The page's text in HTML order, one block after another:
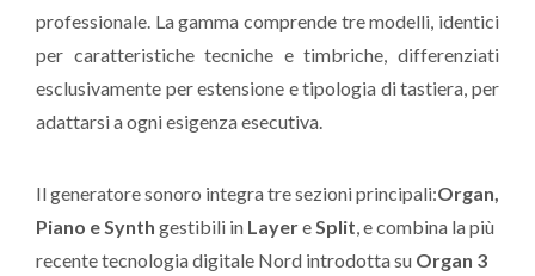
professionale. La gamma comprende tre modelli, identici
per caratteristiche tecniche e timbriche, differenziati
esclusivamente per estensione e tipologia di tastiera, per
adattarsi a ogni esigenza esecutiva.
Il generatore sonoro integra tre sezioni principali:Organ,
Piano e Synth gestibili in Layere Split , e combina la più
recente tecnologia digitale Nord introdotta su Organ 3